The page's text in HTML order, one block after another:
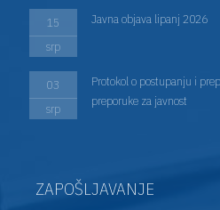
15
srp
Javna objava lipanj 2026
03
srp
Protokol o postupanju i
preporuke za javnost
ZAPOŠLJAVANJE